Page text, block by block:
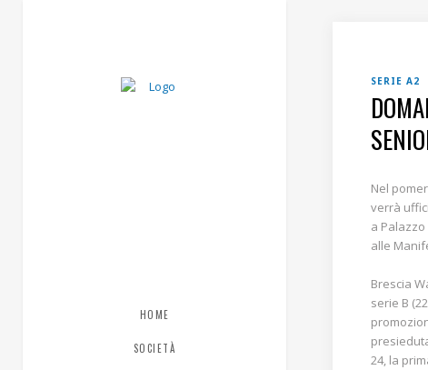
HOME
SOCIETÀ
SERIE A2
Nel
verrà
a
alle
Brescia
serie B
24, la